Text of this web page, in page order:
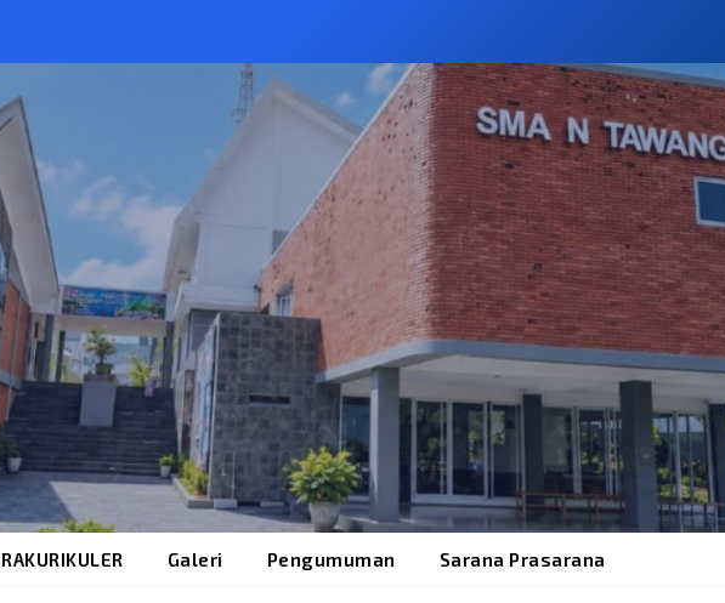
Galeri Pengumuman Sarana Prasarana